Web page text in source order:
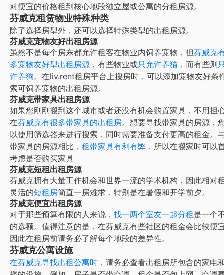
对便宜的价格租到核心地段独立屋或公寓的分租房源。
芬威克租赁物业特殊种类
除了选择房型外，还可以选择特殊类型的出租房源。
芬威克宠物友好出租房源
虽然不是每个房东都允许租客在物业内饲养宠物，但芬威克
多宠物友好型出租房源 ，有些物业或只允许养猫 ，而有些则
许养狗。在liv.rent租房平台上搜房时，可以添加宠物友好条
索可饲养宠物的出租房源。
芬威克带家具出租房源
如果您刚刚搬到这个城市或者还没有机会购置家具，不用担
在芬威克有很多带家具的出租房。想要寻找带家具的房源，
以使用筛选器来进行搜索，同时需要准备支付更高的租金。
带家具的房源相比， 租带家具有利有弊 ，所以在搬家时可以
考虑是否购买家具
芬威克短租出租房源
芬威克拥有大量工作机会和世界一流的学术机构，因此相对
灵活的短租房简直一房难求，特别是在暑假和开学前夕。
芬威克便宜出租房源
对于那些预算有限的人来说， 找一两个室友一起分租是一个
的选额。值得注意的是，在芬威克有些社区的租金会比较便
因此在租房前请务必了解每个地段的差异性。
芬威克公寓设施
在芬威克寻找出租公寓时 ，请务必查看出租房所包含的家电